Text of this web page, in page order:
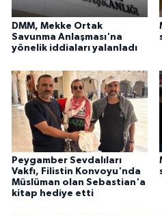
DMM, Mekke Ortak
Savunma Anlaşması'na
yönelik iddiaları yalanladı
Peygamber Sevdalıları
Vakfı, Filistin Konvoyu'nda
Müslüman olan Sebastian'a
kitap hediye etti